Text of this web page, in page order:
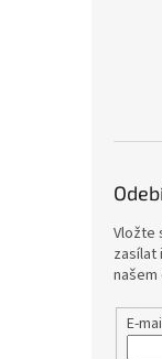
Vložte
zasílat
našem
E-